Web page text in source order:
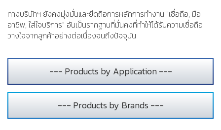
ทางบริษัทฯ ยังคงมุ่งมั่นและยึดถือการหลักการทำงาน "เชื่อถือ, มือ
อาชีพ, ใส่ใจบริการ" อันเป็นรากฐานที่มั่นคงที่ทำให้ได้รับความเชื่อถือ
วางใจจากลูกค้าอย่างต่อเนื่องจนถึงปัจจุบัน
--- Products by Application ---
--- Products by Brands ---